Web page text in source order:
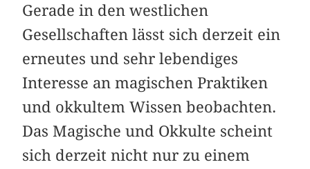
Gerade in den westlichen
Gesellschaften lässt sich derzeit ein
erneutes und sehr lebendiges
Interesse an magischen Prak­tiken
und okkultem Wissen beobachten.
Das Magische und Okkulte scheint
sich derzeit nicht nur zu einem